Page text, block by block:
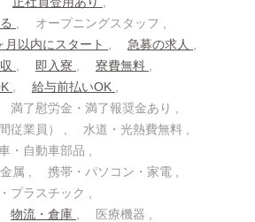
オープニングスタッフ
月以内にスタート
急募の求人
即入寮
寮費無料
給与前払いOK
満了慰労金・満了報奨金あり
従業員）
水道・光熱費無料
・自動車部品
属
携帯・パソコン・家電
プラスチック
物流・倉庫
医療機器